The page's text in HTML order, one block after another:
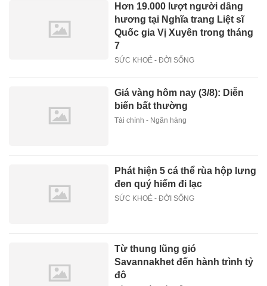
Hơn 19.000 lượt người dâng
hương tại Nghĩa trang Liệt sĩ
Quốc gia Vị Xuyên trong tháng
7
SỨC KHOẺ - ĐỜI SỐNG
Giá vàng hôm nay (3/8): Diễn
biến bất thường
Tài chính - Ngân hàng
Phát hiện 5 cá thể rùa hộp lưng
đen quý hiếm đi lạc
SỨC KHOẺ - ĐỜI SỐNG
Từ thung lũng gió
Savannakhet đến hành trình tỷ
đô